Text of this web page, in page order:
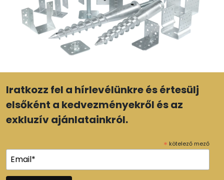
Iratkozz fel a hírlevélünkre és értesülj
elsőként a kedvezményekről és az
exkluzív ajánlatainkról.
* kötelező mező